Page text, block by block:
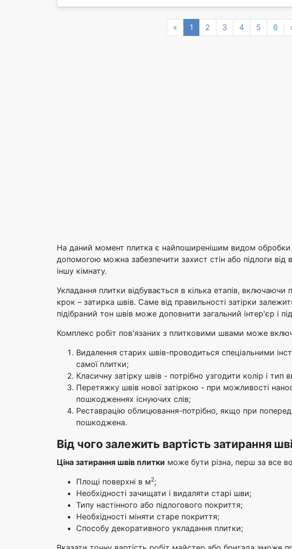
« Previous
1 2 3 4 5 6
На даний момент плитка є найпоширенішим видом обробки
допомогою можна забезпечити захист стін або підлоги
іншу кімнату.
Укладання плитки відбувається в кілька етапів,
крок – затирка швів. Саме від правильності затірки
підібраний тон швів може доповнити загальний інтер'єр і
Комплекс робіт пов'язаних з плитковими швами може
Видалення старих швів-проводиться спеціальними
самої плитки;
Класичну затірку швів - потрібно узгодити колір і
Перетяжку швів нової затіркою - при можливості
пошкодженнях існуючих слів;
Реставрацію облицювання-потрібно, якщо при
пошкоджена.
Від чого залежить вартість затирання
Ціна затирання швів плитки може бути різна, перш за все
Площі поверхні в м2;
Необхідності зачищати і видаляти старі шви;
Типу настінного або підлогового покриття;
Необхідності міняти старе покриття;
Способу декоративного укладання плитки;